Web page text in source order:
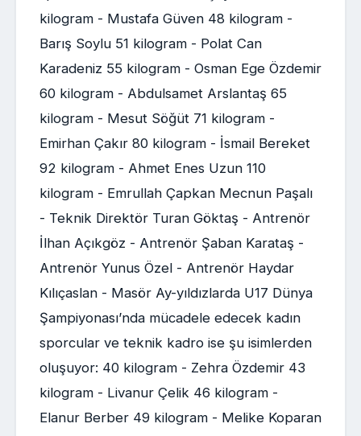
kilogram - Mustafa Güven 48 kilogram -
Barış Soylu 51 kilogram - Polat Can
Karadeniz 55 kilogram - Osman Ege Özdemir
60 kilogram - Abdulsamet Arslantaş 65
kilogram - Mesut Söğüt 71 kilogram -
Emirhan Çakır 80 kilogram - İsmail Bereket
92 kilogram - Ahmet Enes Uzun 110
kilogram - Emrullah Çapkan Mecnun Paşalı
- Teknik Direktör Turan Göktaş - Antrenör
İlhan Açıkgöz - Antrenör Şaban Karataş -
Antrenör Yunus Özel - Antrenör Haydar
Kılıçaslan - Masör Ay-yıldızlarda U17 Dünya
Şampiyonası’nda mücadele edecek kadın
sporcular ve teknik kadro ise şu isimlerden
oluşuyor: 40 kilogram - Zehra Özdemir 43
kilogram - Livanur Çelik 46 kilogram -
Elanur Berber 49 kilogram - Melike Koparan